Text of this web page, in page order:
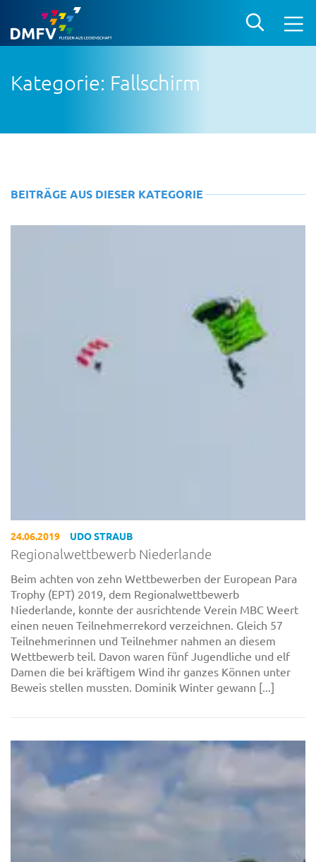
Kategorie: Fallschirm
BEITRÄGE AUS DIESER KATEGORIE
24.06.2019 UDO STRAUB
Regionalwettbewerb Niederlande
Beim achten von zehn Wettbewerben der European Para
Trophy (EPT) 2019, dem Regionalwettbewerb
Niederlande, konnte der ausrichtende Verein MBC Weert
einen neuen Teilnehmerrekord verzeichnen. Gleich 57
Teilnehmerinnen und Teilnehmer nahmen an diesem
Wettbewerb teil. Davon waren fünf Jugendliche und elf
Damen die bei kräftigem Wind ihr ganzes Können unter
Beweis stellen mussten. Dominik Winter gewann [...]